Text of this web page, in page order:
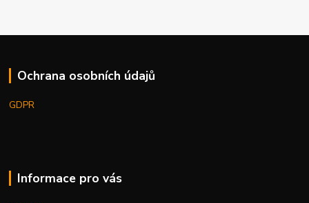
Ochrana osobních údajů
GDPR
Informace pro vás